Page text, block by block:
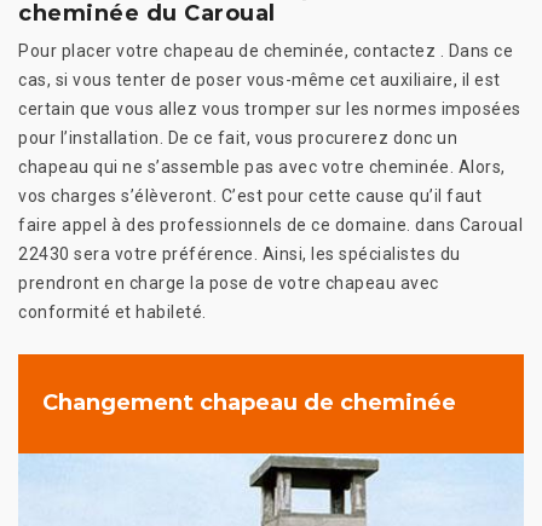
cheminée du Caroual
Pour placer votre chapeau de cheminée, contactez . Dans ce
cas, si vous tenter de poser vous-même cet auxiliaire, il est
certain que vous allez vous tromper sur les normes imposées
pour l’installation. De ce fait, vous procurerez donc un
chapeau qui ne s’assemble pas avec votre cheminée. Alors,
vos charges s’élèveront. C’est pour cette cause qu’il faut
faire appel à des professionnels de ce domaine. dans Caroual
22430 sera votre préférence. Ainsi, les spécialistes du
prendront en charge la pose de votre chapeau avec
conformité et habileté.
Changement chapeau de cheminée